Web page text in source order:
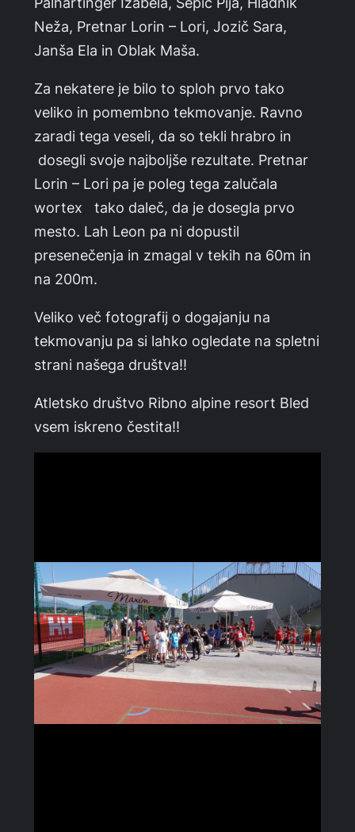
Neža, Pretnar Lorin – Lori, Jozič Sara,
Janša Ela in Oblak Maša.
Za nekatere je bilo to sploh prvo tako
veliko in pomembno tekmovanje. Ravno
zaradi tega veseli, da so tekli hrabro in
dosegli svoje najboljše rezultate. Pretnar
Lorin – Lori pa je poleg tega zalučala
wortex tako daleč, da je dosegla prvo
mesto. Lah Leon pa ni dopustil
presenečenja in zmagal v tekih na 60m in
na 200m.
Veliko več fotografij o dogajanju na
tekmovanju pa si lahko ogledate na spletni
strani našega društva!!
Atletsko društvo Ribno alpine resort Bled
vsem iskreno čestita!!